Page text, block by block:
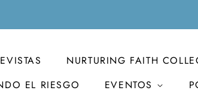
NURTURING FAITH
EL RIESGO EVENTOS